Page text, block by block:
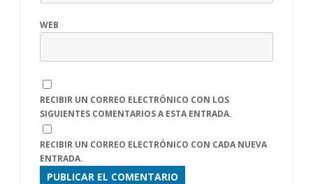
WEB
RECIBIR UN CORREO ELECTRÓNICO CON LOS
SIGUIENTES COMENTARIOS A ESTA ENTRADA.
RECIBIR UN CORREO ELECTRÓNICO CON CADA NUEVA
ENTRADA.